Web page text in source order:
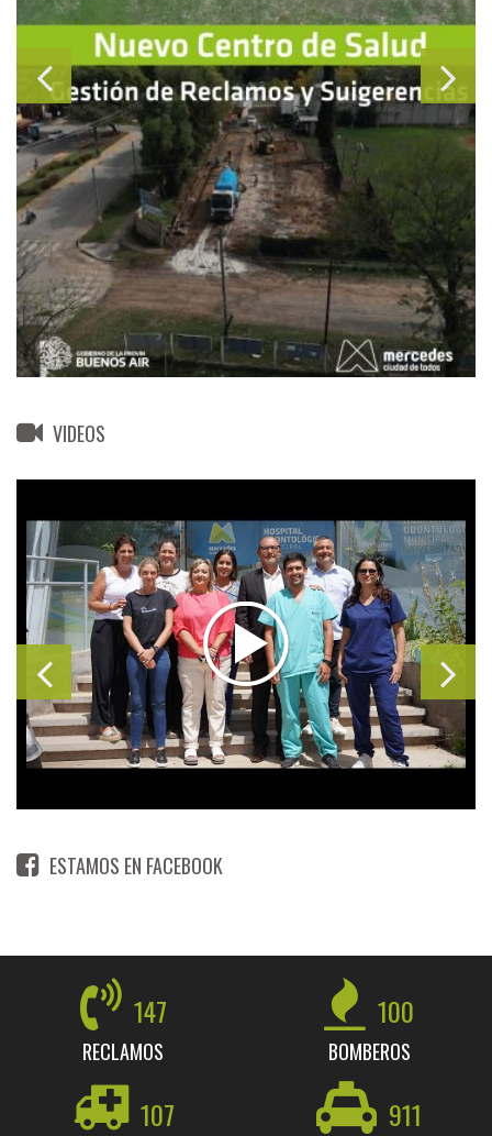
VIDEOS
ESTAMOS EN FACEBOOK
147
RECLAMOS
100
BOMBEROS
107 911